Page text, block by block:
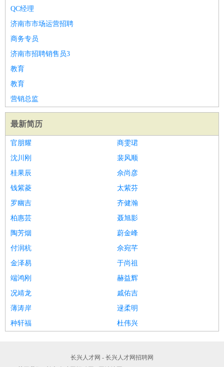
QC经理
济南市市场运营招聘
商务专员
济南市招聘销售员3
教育
教育
营销总监
最新简历
官朋耀
商雯珺
沈川刚
裴风顺
桂果辰
佘尚彦
钱紫菱
太紫芬
罗幽吉
齐健瀚
柏惠芸
聂旭影
陶芳烟
蔚金峰
付润杭
佘宛芊
金泽易
于尚祖
端鸿刚
赫益辉
况靖龙
戚佑吉
薄涛岸
逯柔明
种轩福
杜伟兴
长兴人才网 - 长兴人才网招聘网